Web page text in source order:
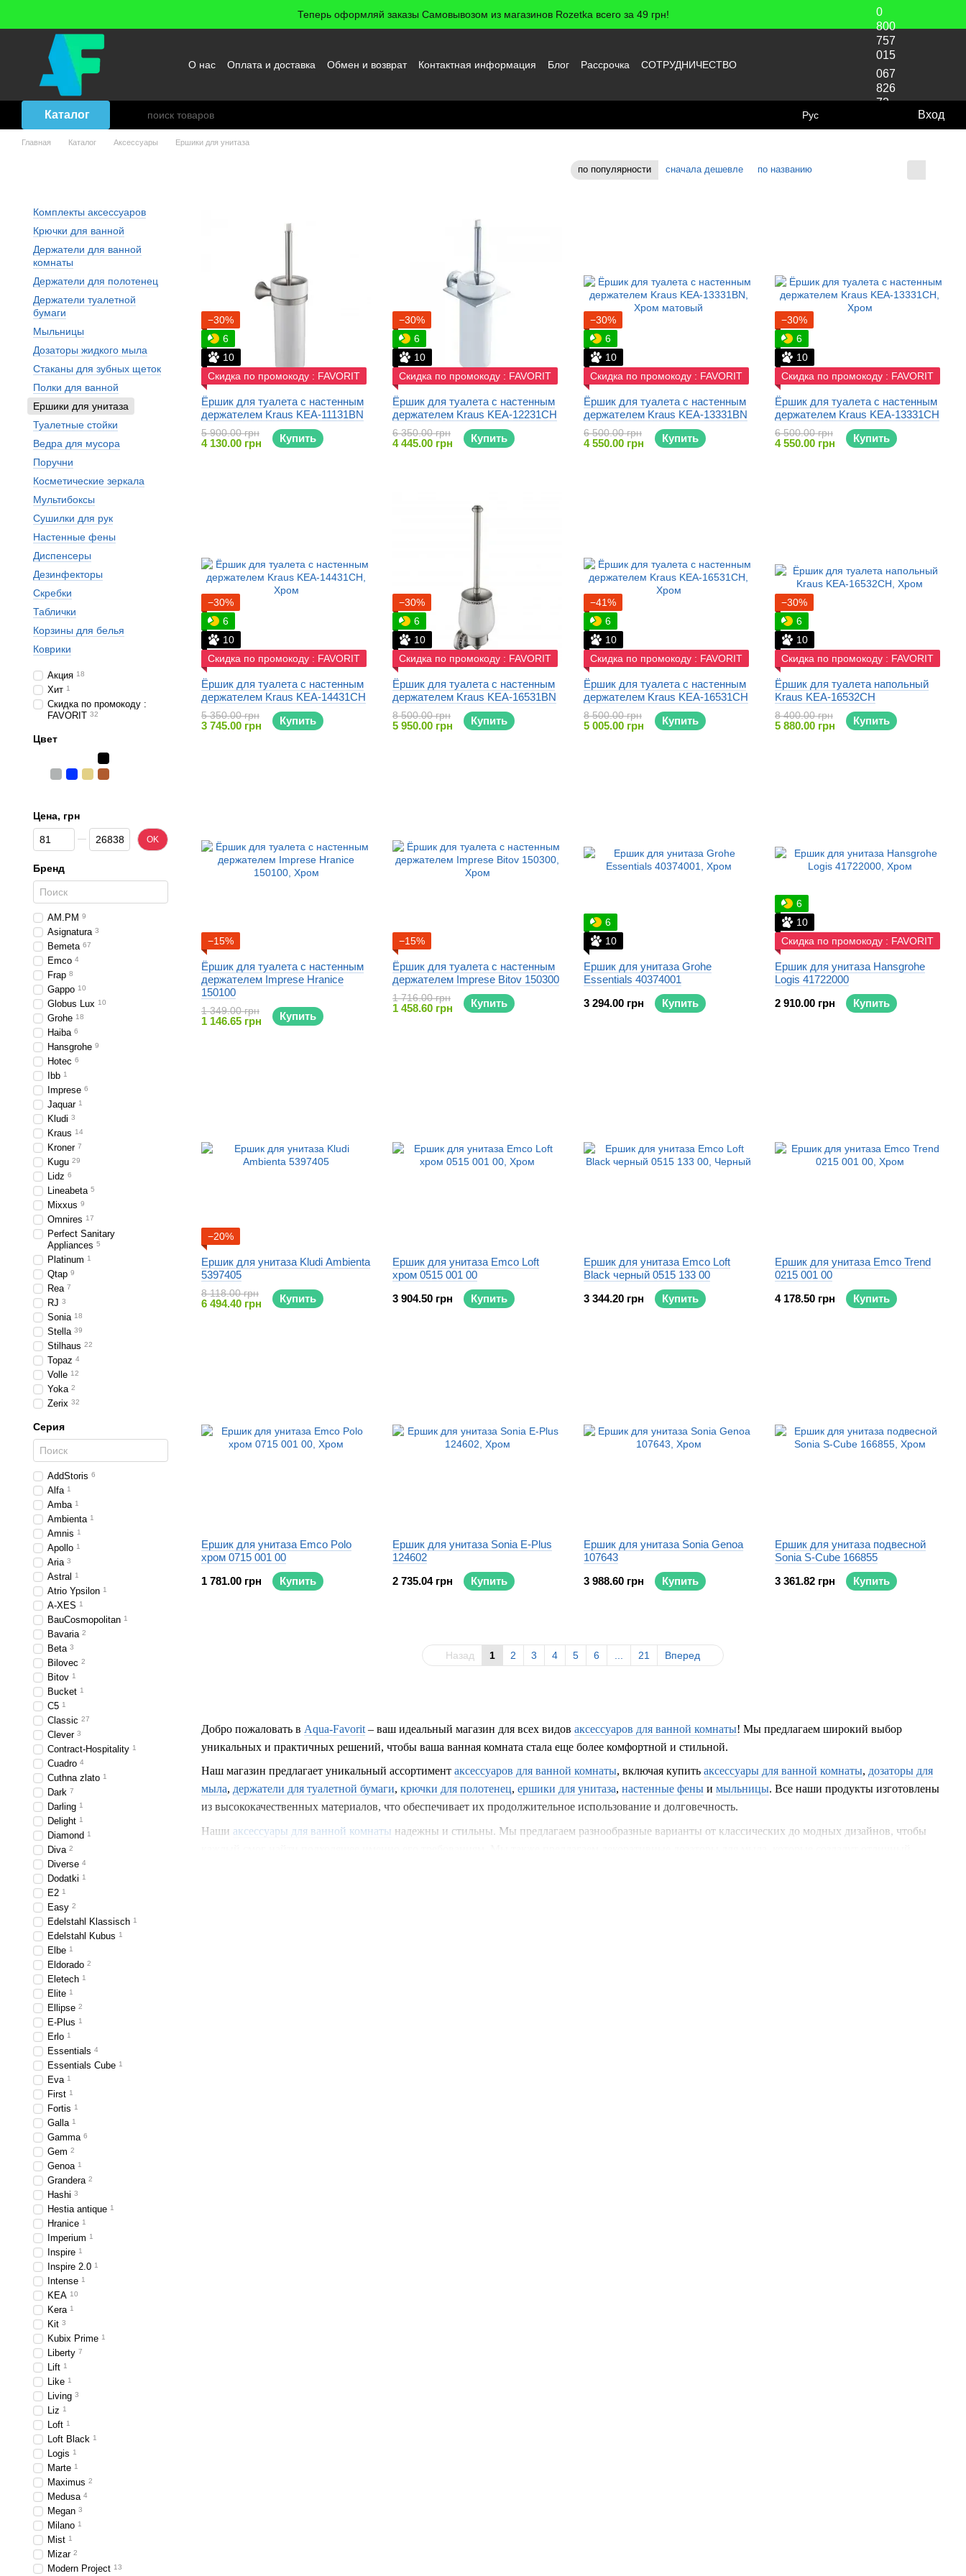
Теперь оформляй заказы Самовывозом из магазинов Rozetka всего за 49 грн!
О нас Оплата и доставка Обмен и возврат Контактная информация Блог Рассрочка
СОТРУДНИЧЕСТВО
0
800
757
015
067
826
72
Каталог Рус Вход
Главная Каталог Аксессуары Ершики для унитаза
по популярности сначала дешевле по названию
Добро пожаловать в Aqua-Favorit – ваш идеальный магазин для всех видов аксессуаров для ванной комнаты! Мы предлагаем широкий выбор
уникальных и практичных решений, чтобы ваша ванная комната стала еще более комфортной и стильной.
Наш магазин предлагает уникальный ассортимент аксессуаров для ванной комнаты, включая купить аксессуары для ванной комнаты, дозаторы для
мыла, держатели для туалетной бумаги, крючки для полотенец, ершики для унитаза, настенные фены и мыльницы. Все наши продукты изготовлены
из высококачественных материалов, что обеспечивает их продолжительное использование и долговечность.
Наши аксессуары для ванной комнаты надежны и стильны. Мы предлагаем разнообразные варианты от классических до модных дизайнов, чтобы
−30%
6
10
Скидка по промокоду : FAVORIT
Ёршик для туалета с настенным
держателем Kraus KEA-11131BN
5 900.00 грн
4 130.00 грн Купить
−30%
6
10
Скидка по промокоду : FAVORIT
Ёршик для туалета с настенным
держателем Kraus KEA-12231CH
6 350.00 грн
4 445.00 грн Купить
−30%
6
10
Скидка по промокоду : FAVORIT
Ёршик для туалета с настенным
держателем Kraus KEA-13331BN
6 500.00 грн
4 550.00 грн Купить
−30%
6
10
Скидка по промокоду : FAVORIT
Ёршик для туалета с настенным
держателем Kraus KEA-13331CH
6 500.00 грн
4 550.00 грн Купить
−30%
6
10
Скидка по промокоду : FAVORIT
Ёршик для туалета с настенным
держателем Kraus KEA-14431CH
5 350.00 грн
3 745.00 грн Купить
−30%
6
10
Скидка по промокоду : FAVORIT
Ёршик для туалета с настенным
держателем Kraus KEA-16531BN
8 500.00 грн
5 950.00 грн Купить
−41%
6
10
Скидка по промокоду : FAVORIT
Ёршик для туалета с настенным
держателем Kraus KEA-16531CH
8 500.00 грн
5 005.00 грн Купить
−30%
6
10
Скидка по промокоду : FAVORIT
Ёршик для туалета напольный
Kraus KEA-16532CH
8 400.00 грн
5 880.00 грн Купить
−15%
Ёршик для туалета с настенным
держателем Imprese Hranice
150100
1 349.00 грн
1 146.65 грн Купить
−15%
Ёршик для туалета с настенным
держателем Imprese Bitov 150300
1 716.00 грн
1 458.60 грн Купить
6
10
Ершик для унитаза Grohe
Essentials 40374001
3 294.00 грн
Купить
6
10
Скидка по промокоду : FAVORIT
Ершик для унитаза Hansgrohe
Logis 41722000
2 910.00 грн
Купить
−20%
Ершик для унитаза Kludi Ambienta
5397405
8 118.00 грн
6 494.40 грн Купить
Ершик для унитаза Emco Loft
хром 0515 001 00
3 904.50 грн
Купить
Ершик для унитаза Emco Loft
Black черный 0515 133 00
3 344.20 грн
Купить
Ершик для унитаза Emco Trend
0215 001 00
4 178.50 грн
Купить
Ершик для унитаза Emco Polo
хром 0715 001 00
1 781.00 грн
Купить
Ершик для унитаза Sonia E-Plus
124602
2 735.04 грн
Купить
Ершик для унитаза Sonia Genoa
107643
3 988.60 грн
Купить
Ершик для унитаза подвесной
Sonia S-Cube 166855
3 361.82 грн
Купить
Назад 1 2 3 4 5 6 21 Вперед
Комплекты аксессуаров
Крючки для ванной
Держатели для ванной
комнаты
Держатели для полотенец
Держатели туалетной
бумаги
Мыльницы
Дозаторы жидкого мыла
Стаканы для зубных щеток
Полки для ванной
Ершики для унитаза
Туалетные стойки
Ведра для мусора
Поручни
Косметические зеркала
Мультибоксы
Сушилки для рук
Настенные фены
Диспенсеры
Дезинфекторы
Скребки
Таблички
Корзины для белья
Коврики
Акция 18
Хит 1
Скидка по промокоду :
FAVORIT 32
Цвет
Цена, грн
От Цена, грн
До Цена, грн OK
Бренд
AM.PM 9
Asignatura 3
Bemeta 67
Emco 4
Frap 8
Gappo 10
Globus Lux 10
Grohe 18
Haiba 6
Hansgrohe 9
Hotec 6
Ibb 1
Imprese 6
Jaquar 1
Kludi 3
Kraus 14
Kroner 7
Kugu 29
Lidz 6
Lineabeta 5
Mixxus 9
Omnires 17
Perfect Sanitary
Appliances 5
Platinum 1
Qtap 9
Rea 7
RJ 3
Sonia 18
Stella 39
Stilhaus 22
Topaz 4
Volle 12
Yoka 2
Zerix 32
Серия
AddStoris 6
Alfa 1
Amba 1
Ambienta 1
Amnis 1
Apollo 1
Aria 3
Astral 1
Atrio Ypsilon 1
A-XES 1
BauCosmopolitan 1
Bavaria 2
Beta 3
Bilovec 2
Bitov 1
Bucket 1
C5 1
Classic 27
Clever 3
Contract-Hospitality 1
Cuadro 4
Cuthna zlato 1
Dark 7
Darling 1
Delight 1
Diamond 1
Diva 2
Diverse 4
Dodatki 1
E2 1
Easy 2
Edelstahl Klassisch 1
Edelstahl Kubus 1
Elbe 1
Eldorado 2
Eletech 1
Elite 1
Ellipse 2
E-Plus 1
Erlo 1
Essentials 4
Essentials Cube 1
Eva 1
First 1
Fortis 1
Galla 1
Gamma 6
Gem 2
Genoa 1
Grandera 2
Hashi 3
Hestia antique 1
Hranice 1
Imperium 1
Inspire 1
Inspire 2.0 1
Intense 1
KEA 10
Kera 1
Kit 3
Kubix Prime 1
Liberty 7
Lift 1
Like 1
Living 3
Liz 1
Loft 1
Loft Black 1
Logis 1
Marte 1
Maximus 2
Medusa 4
Megan 3
Milano 1
Mist 1
Mizar 2
Modern Project 13